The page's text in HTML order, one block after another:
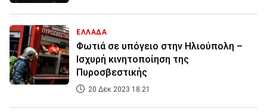
ΕΛΛΑΔΑ
Φωτιά σε υπόγειο στην Ηλιούπολη –
Ισχυρή κινητοποίηση της
Πυροσβεστικής
20 Δεκ 2023 18:21